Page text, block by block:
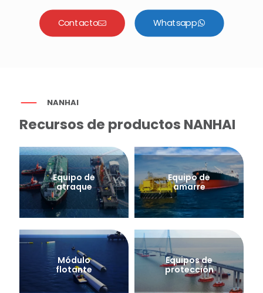
Contacto Whatsapp
NANHAI
Recursos de productos NANHAI
Equipo de
atraque
Equipo de
amarre
Módulo
flotante
Equipos de
protección